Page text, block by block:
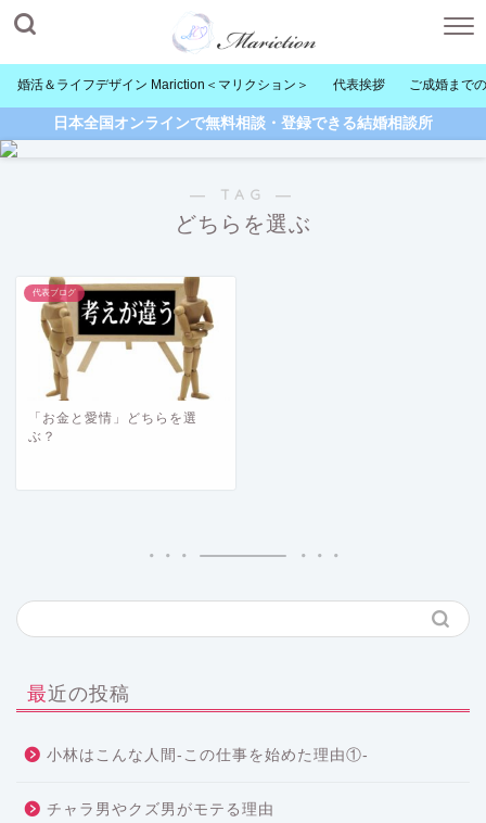
婚活＆ライフデザイン Mariction＜マリクション＞ 代表挨拶 ご成婚まで
日本全国オンラインで無料相談・登録できる結婚相談所
― TAG ―
どちらを選ぶ
代表ブログ
「お金と愛情」どちらを選
ぶ？
最近の投稿
小林はこんな人間-この仕事を始めた理由①-
チャラ男やクズ男がモテる理由